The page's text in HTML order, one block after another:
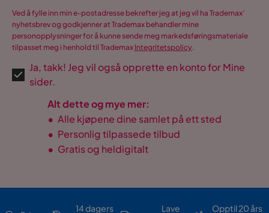
Ved å fylle inn min e-postadresse bekrefter jeg at jeg vil ha Trademax’
nyhetsbrev og godkjenner at Trademax behandler mine
personopplysninger for å kunne sende meg markedsføringsmateriale
tilpasset meg i henhold til Trademax Integritetspolicy.
Ja, takk! Jeg vil også opprette en konto for Mine
sider.
Alt dette og mye mer:
• Alle kjøpene dine samlet på ett sted
• Personlig tilpassede tilbud
• Gratis og heldigitalt
14 dagers
Lave
Opptil 20 års